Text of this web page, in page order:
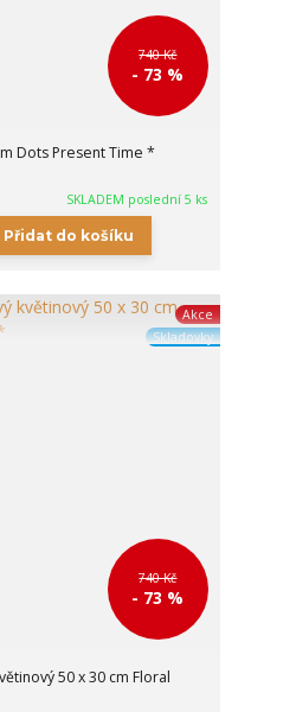
740 Kč
- 73 %
Dots Present Time *
SKLADEM poslední 5 ks
Přidat do košíku
Akce
Skladovky
740 Kč
- 73 %
50 x 30 cm Floral